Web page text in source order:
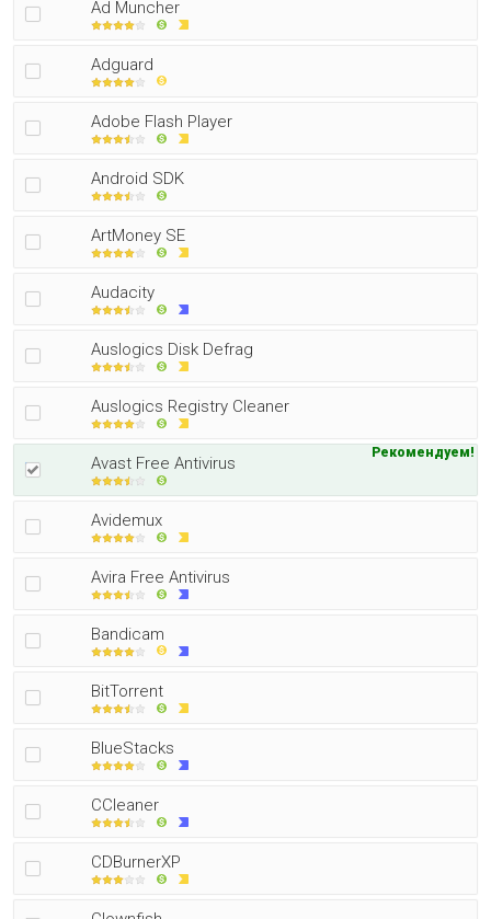
Ad Muncher
Adguard
Adobe Flash Player
Android SDK
ArtMoney SE
Audacity
Auslogics Disk Defrag
Auslogics Registry Cleaner
Avast Free Antivirus
Рекомендуем!
Avidemux
Avira Free Antivirus
Bandicam
BitTorrent
BlueStacks
CCleaner
CDBurnerXP